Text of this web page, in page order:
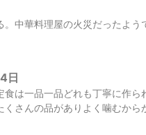
中華料理屋の火災だったよう
日
は一品一品どれも丁寧に作ら
さんの品がありよく噛むから